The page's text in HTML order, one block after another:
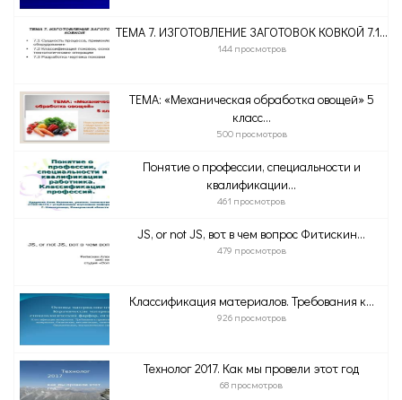
ТЕМА 7. ИЗГОТОВЛЕНИЕ ЗАГОТОВОК КОВКОЙ 7.1...
144 просмотров
ТЕМА: «Механическая обработка овощей» 5
класс...
500 просмотров
Понятие о профессии, специальности и
квалификации...
461 просмотров
JS, or not JS, вот в чем вопрос Фитискин...
479 просмотров
Классификация материалов. Требования к...
926 просмотров
Технолог 2017. Как мы провели этот год
68 просмотров